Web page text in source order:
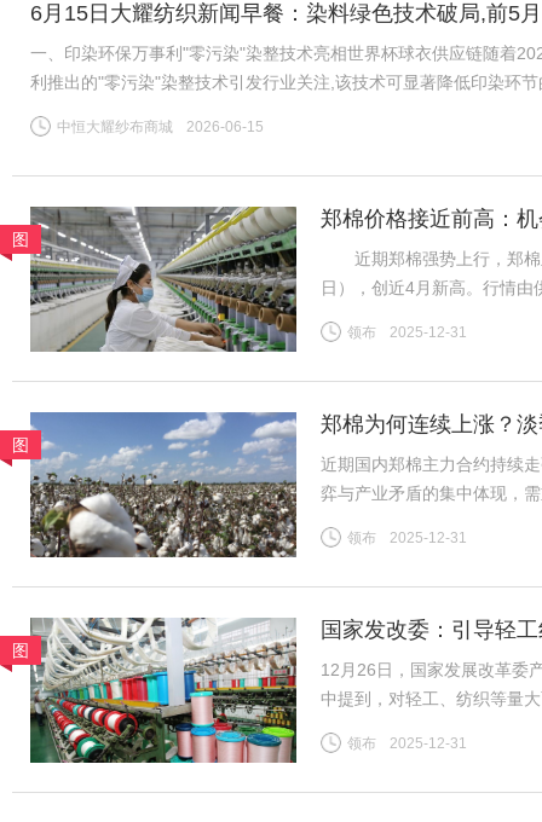
6月15日大耀纺织新闻早餐：染料绿色技术破局,前5
一、印染环保万事利"零污染"染整技术亮相世界杯球衣供应链随着
利推出的"零污染"染整技术引发行业关注,该技术可显著降低印染环
中恒大耀纱布商城 2026-06-15
图
郑棉价格接近前高：
近期郑棉强势上行，郑棉
日），创近4月新高。行情
（一）供给预期收紧成核
领布 2025-12-31
图
郑棉为何连续上涨？
近期国内郑棉主力合约持续
弈与产业矛盾的集中体现，
格上涨提供助力。新疆棉花
领布 2025-12-31
图
国家发改委：引导轻
12月26日，国家发展改革委
中提到，对轻工、纺织等量
吸纳就业等方面发挥着重要
领布 2025-12-31